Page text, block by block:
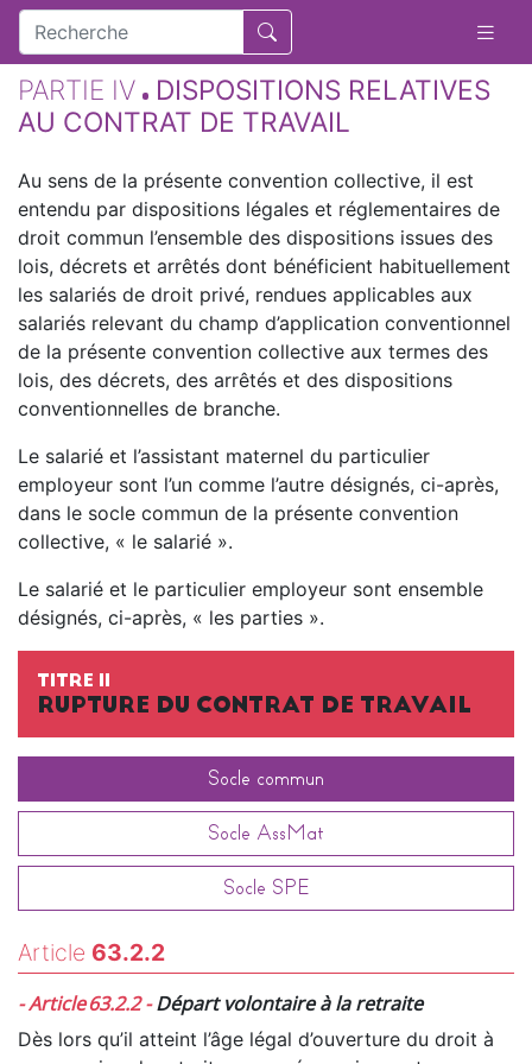
PARTIE IV
DISPOSITIONS RELATIVES
AU CONTRAT DE TRAVAIL
Au sens de la présente convention collective, il est
entendu par dispositions légales et réglementaires de
droit commun l’ensemble des dispositions issues des
lois, décrets et arrêtés dont bénéficient habituellement
les salariés de droit privé, rendues applicables aux
salariés relevant du champ d’application conventionnel
de la présente convention collective aux termes des
lois, des décrets, des arrêtés et des dispositions
conventionnelles de branche.
Le salarié et l’assistant maternel du particulier
employeur sont l’un comme l’autre désignés, ci-après,
dans le socle commun de la présente convention
collective, « le salarié ».
Le salarié et le particulier employeur sont ensemble
désignés, ci-après, « les parties ».
TITRE II
RUPTURE DU CONTRAT DE TRAVAIL
Socle commun
Socle AssMat
Socle SPE
Article 63.2.2
- Article 63.2.2 -Départ volontaire à la retraite
Dès lors qu’il atteint l’âge légal d’ouverture du droit à